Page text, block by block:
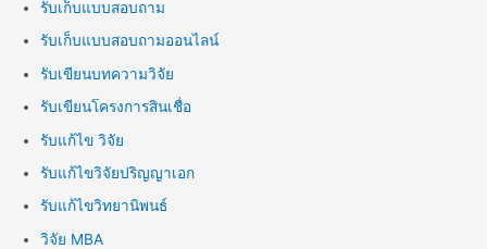
รับเก็บแบบสอบถาม
รับเก็บแบบสอบถามออนไลน์
รับเขียนบทความวิจัย
รับเขียนโครงการสินเชื่อ
รับแก้ไข วิจัย
รับแก้ไขวิจัยปริญญาเอก
รับแก้ไขวิทยานิพนธ์
วิจัย MBA